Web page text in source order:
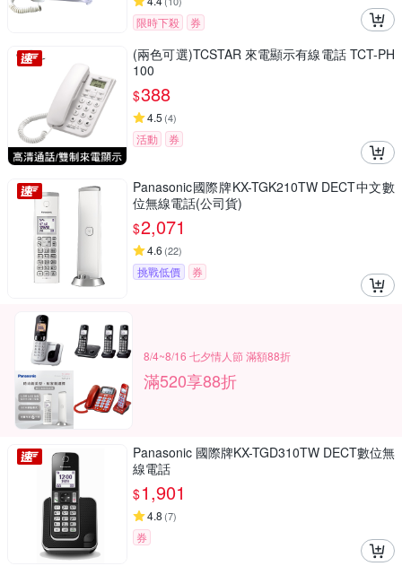
限時下殺 券
(兩色可選)TCSTAR 來電顯示有線電話 TCT-PH
100
$388
4.5 (4)
活動 券
Panasonic國際牌KX-TGK210TW DECT中文數
位無線電話(公司貨)
$2,071
4.6 (22)
挑戰低價 券
8/4~8/16 七夕情人節 滿額88折
滿520享88折
Panasonic 國際牌KX-TGD310TW DECT數位無
線電話
$1,901
4.8 (7)
券